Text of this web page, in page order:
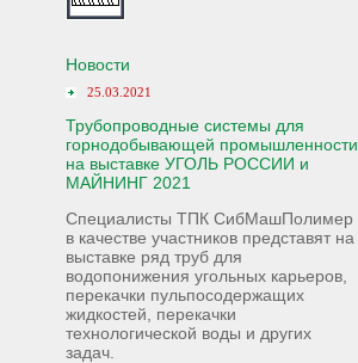
Новости
25.03.2021
Трубопроводные системы для
горнодобывающей промышленности
на выставке УГОЛЬ РОССИИ и
МАЙНИНГ 2021
Специалисты ТПК СибМашПолимер
в качестве участников представят на
выставке ряд труб для
водопонижения угольных карьеров,
перекачки пульпосодержащих
жидкостей, перекачки
технологической воды и других
задач.